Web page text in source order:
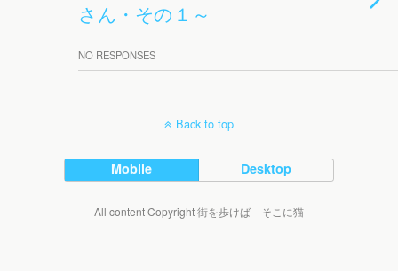
さん・その１～
NO RESPONSES
Back to top
Mobile Desktop
All content Copyright 街を歩けば そこに猫